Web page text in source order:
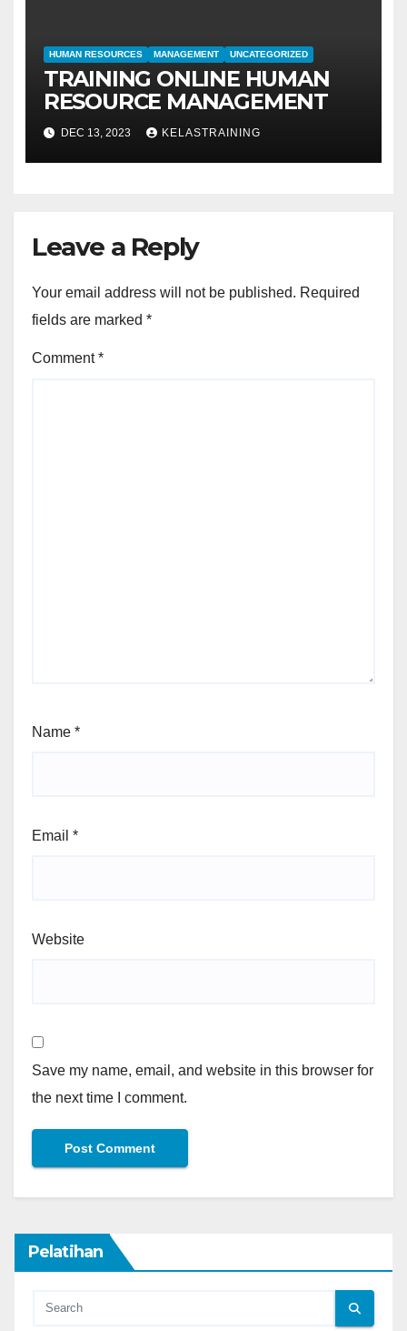
HUMAN RESOURCES MANAGEMENT UNCATEGORIZED
TRAINING ONLINE HUMAN
RESOURCE MANAGEMENT
DEC 13, 2023 KELASTRAINING
Leave a Reply
Your email address will not be published. Required
fields are marked *
Comment*
Name *
Email *
Website
Save my name, email, and website in this browser for
the next time I comment.
Pelatihan